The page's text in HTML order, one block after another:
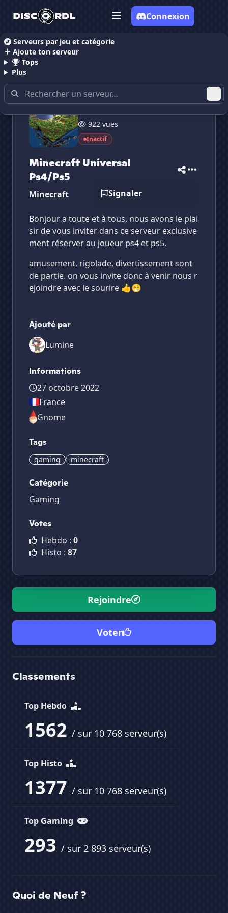
Serveurs par jeu et catégorie
Ajoute ton serveur
Tops
Plus
Connexion
Accueil Serveurs Discord Gaming
922 vues
Inactif
Minecraft Universal
Ps4/Ps5
Signaler
Minecraft
Bonjour a toute et à tous, nous avons le plai
sir de vous inviter dans ce serveur exclusive
ment réserver au joueur ps4 et ps5.
amusement, rigolade, divertissement sont
de partie. on vous invite donc à venir nous r
ejoindre avec le sourire 👍😁
Ajouté par
Lumine
Informations
27 octobre 2022
France
Gnome
Tags
gaming minecraft
Catégorie
Gaming
Votes
Hebdo : 0
Histo : 87
Rejoindre
Voter
Vote pourMinecraft Univers...
Classements
Top Hebdo
1562 / sur 10 768 serveur(s)
Top Histo
1377 / sur 10 768 serveur(s)
Top Gaming
293 / sur 2 893 serveur(s)
Quoi de Neuf ?
Minecraft Unive...
Es-tu sûr de vouloir supprimer ton avis de ce
serveur ?
Minecraft Univers...